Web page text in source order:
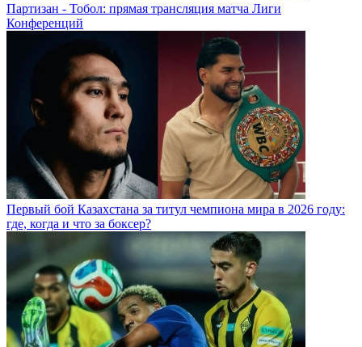
Партизан - Тобол: прямая трансляция матча Лиги
Конференций
Первый бой Казахстана за титул чемпиона мира в 2026 году:
где, когда и что за боксер?